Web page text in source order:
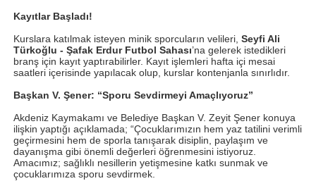
Kayıtlar Başladı!
Kurslara katılmak isteyen minik sporcuların velileri, Seyfi Ali
Türkoğlu - Şafak Erdur Futbol Sahası’na gelerek istedikleri
branş için kayıt yaptırabilirler. Kayıt işlemleri hafta içi mesai
saatleri içerisinde yapılacak olup, kurslar kontenjanla sınırlıdır.
Başkan V. Şener: “Sporu Sevdirmeyi Amaçlıyoruz”
Akdeniz Kaymakamı ve Belediye Başkan V. Zeyit Şener konuya
ilişkin yaptığı açıklamada; “Çocuklarımızın hem yaz tatilini verimli
geçirmesini hem de sporla tanışarak disiplin, paylaşım ve
dayanışma gibi önemli değerleri öğrenmesini istiyoruz.
Amacımız; sağlıklı nesillerin yetişmesine katkı sunmak ve
çocuklarımıza sporu sevdirmek.